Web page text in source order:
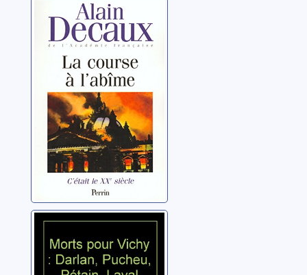
C'était le XXème
siècle: [2]: La
course à l'abîme
Decaux, Alain
Morts pour
Vichy: Darlan,
Pucheu, Pétain,